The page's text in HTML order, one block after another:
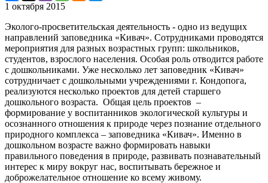
1 октября 2015
Эколого-просветительская деятельность - одно из ведущих
направлений заповедника «Кивач». Сотрудниками проводятся
мероприятия для разных возрастных групп: школьников,
студентов, взрослого населения. Особая роль отводится работе
с дошкольниками. Уже несколько лет заповедник «Кивач»
сотрудничает с дошкольными учреждениями г. Кондопога,
реализуются несколько проектов для детей старшего
дошкольного возраста. Общая цель проектов –
формирование у воспитанников экологической культуры и
осознанного отношения к природе через познание отдельного
природного комплекса – заповедника «Кивач». Именно в
дошкольном возрасте важно формировать навыки
правильного поведения в природе, развивать познавательный
интерес к миру вокруг нас, воспитывать бережное и
доброжелательное отношение ко всему живому.